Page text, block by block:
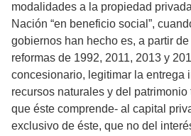
modalidades a la propiedad
Nación “en beneficio social”,
gobiernos han hecho es, a partir
reformas de 1992, 2011, 2013 y
concesionario, legitimar la entrega
recursos naturales y del
que éste comprende- al capital
exclusivo de éste, que no del